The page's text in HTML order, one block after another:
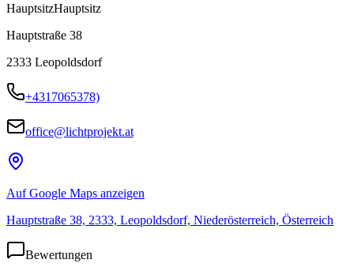
HauptsitzHauptsitz
Hauptstraße 38
2333 Leopoldsdorf
+4317065378)
office@lichtprojekt.at
Auf Google Maps anzeigen
Hauptstraße 38, 2333, Leopoldsdorf, Niederösterreich, Österreich
Bewertungen